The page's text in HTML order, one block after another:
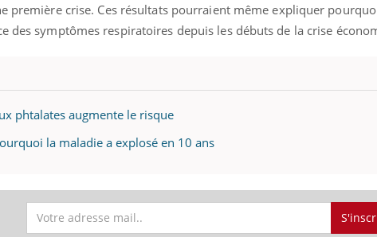
première crise. Ces résultats pourraient même expliquer
des symptômes respiratoires depuis les débuts de la crise
phtalates augmente le risque
la maladie a explosé en 10 ans